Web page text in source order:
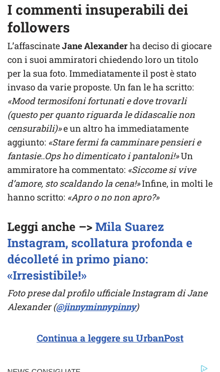
I commenti insuperabili dei
followers
L’affascinateJane Alexanderha deciso di giocare
con i suoi ammiratori chiedendo loro un titolo
per la sua foto. Immediatamente il post è stato
invaso da varie proposte. Un fan le ha scritto:
«Mood termosifoni fortunati e dove trovarli
(questo per quanto riguarda le didascalie non
censurabili)»e un altro ha immediatamente
aggiunto: «Stare fermi fa camminare pensieri e
fantasie..Ops ho dimenticato i pantaloni!»Un
ammiratore ha commentato: «Siccome si vive
d’amore, sto scaldando la cena!»Infine, in molti le
hanno scritto: «Apro o no non apro?»
Leggi anche –>Mila Suarez
Instagram, scollatura profonda e
décolleté in primo piano:
«Irresistibile!»
Foto prese dal profilo ufficiale Instagram di Jane
Alexander (@jinnyminnypinny)
Continua a leggere su UrbanPost